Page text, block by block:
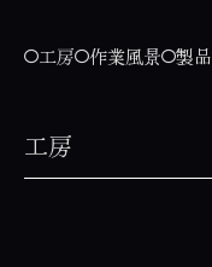
工房 作業風景 製品
工房